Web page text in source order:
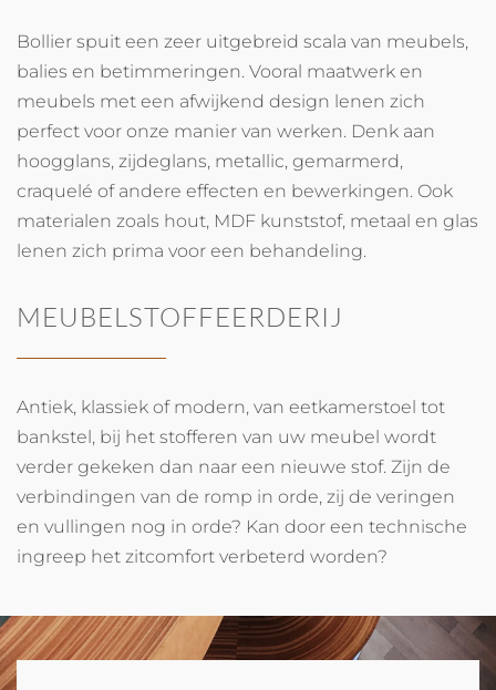
Bollier spuit een zeer uitgebreid scala van meubels,
balies en betimmeringen. Vooral maatwerk en
meubels met een afwijkend design lenen zich
perfect voor onze manier van werken. Denk aan
hoogglans, zijdeglans, metallic, gemarmerd,
craquelé of andere effecten en bewerkingen. Ook
materialen zoals hout, MDF kunststof, metaal en glas
lenen zich prima voor een behandeling.
MEUBELSTOFFEERDERIJ
Antiek, klassiek of modern, van eetkamerstoel tot
bankstel, bij het stofferen van uw meubel wordt
verder gekeken dan naar een nieuwe stof. Zijn de
verbindingen van de romp in orde, zij de veringen
en vullingen nog in orde? Kan door een technische
ingreep het zitcomfort verbeterd worden?